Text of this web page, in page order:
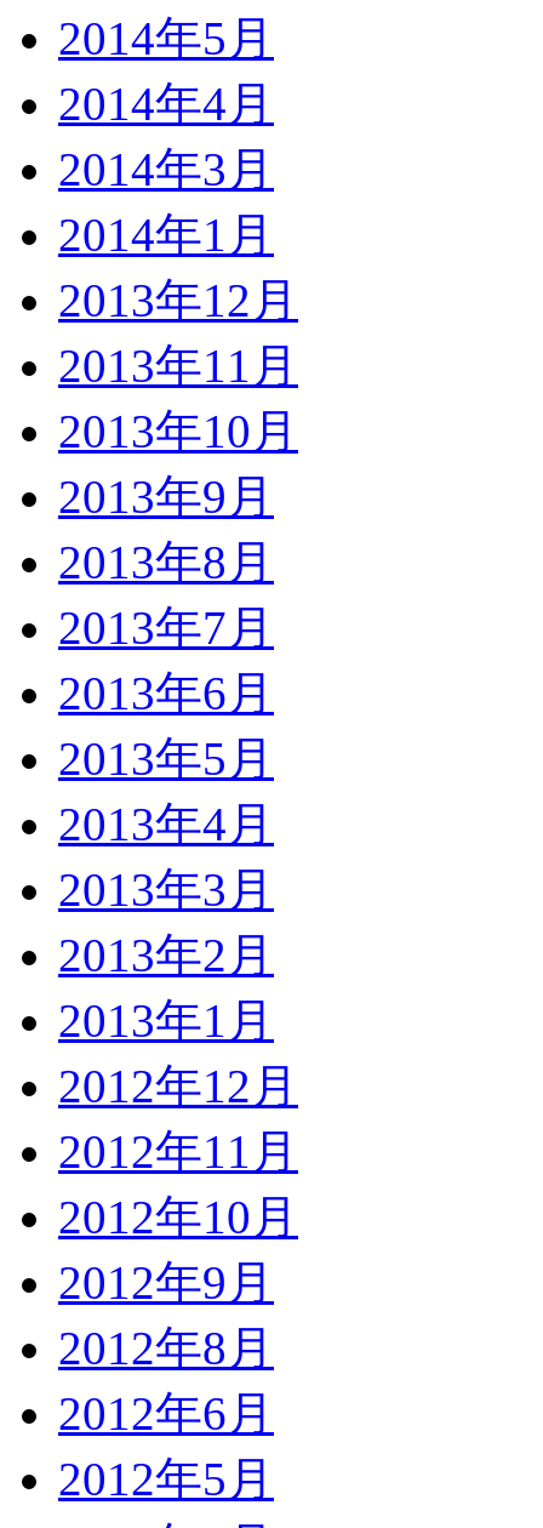
2014年5月
2014年4月
2014年3月
2014年1月
2013年12月
2013年11月
2013年10月
2013年9月
2013年8月
2013年7月
2013年6月
2013年5月
2013年4月
2013年3月
2013年2月
2013年1月
2012年12月
2012年11月
2012年10月
2012年9月
2012年8月
2012年6月
2012年5月